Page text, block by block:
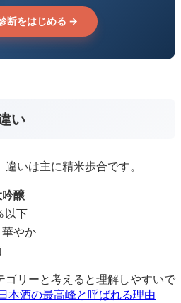
断をはじめる →
い
いは主に精米歩合です。
吟醸
以下
華やか
ゴリーと考えると理解しやすいで
本酒の最高峰と呼ばれる理由